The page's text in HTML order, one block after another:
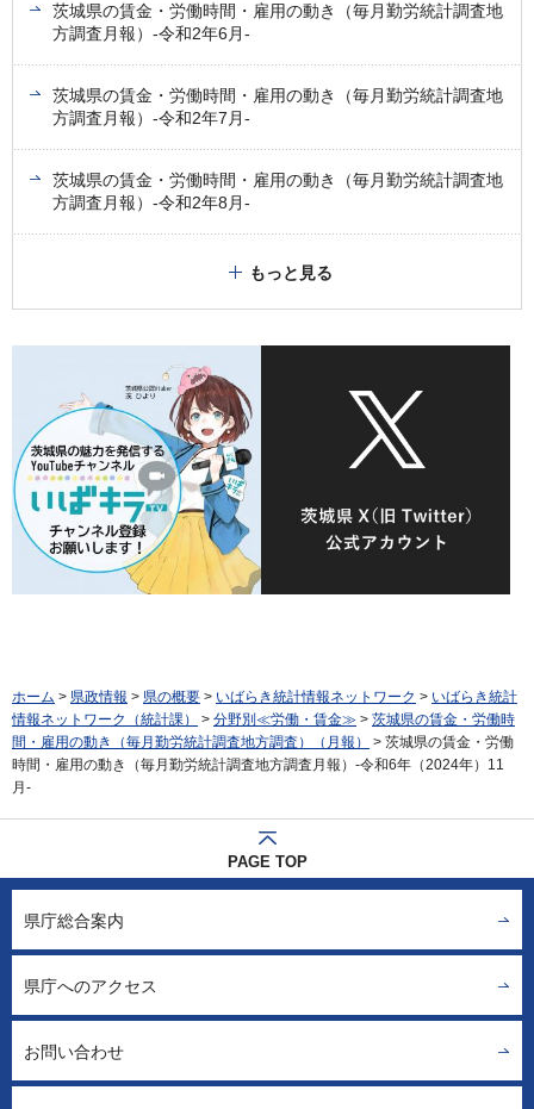
茨城県の賃金・労働時間・雇用の動き（毎月勤労統計調査地
方調査月報）-令和2年6月-
茨城県の賃金・労働時間・雇用の動き（毎月勤労統計調査地
方調査月報）-令和2年7月-
茨城県の賃金・労働時間・雇用の動き（毎月勤労統計調査地
方調査月報）-令和2年8月-
もっと見る
ホーム > 県政情報 > 県の概要 > いばらき統計情報ネットワーク > いばらき統計
情報ネットワーク（統計課）
> 分野別≪労働・賃金≫ > 茨城県の賃金・労働時
間・雇用の動き（毎月勤労統計調査地方調査）（月報）
> 茨城県の賃金・労働
時間・雇用の動き（毎月勤労統計調査地方調査月報）-令和6年（2024年）11
月-
PAGE TOP
県庁総合案内
県庁へのアクセス
お問い合わせ